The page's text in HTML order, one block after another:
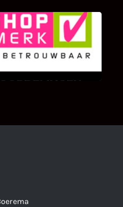
om te weten wat u
onze diensten vindt.